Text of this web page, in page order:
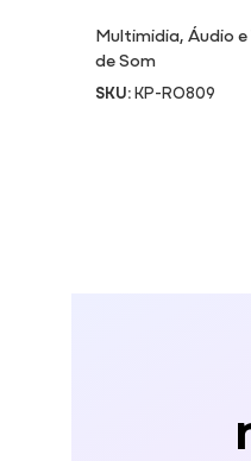
Multimidia,Áudio
de Som
SKU:KP-RO809